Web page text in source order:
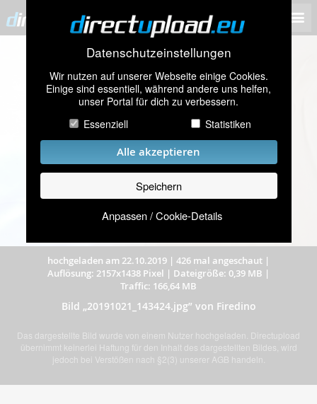
Datenschutzeinstellungen
Wir nutzen auf unserer Webseite einige Cookies.
Einige sind essentiell, während andere uns helfen,
unser Portal für dich zu verbessern.
Essenziell
Statistiken
Alle akzeptieren
Speichern
Anpassen / Cookie-Details
hochgeladen am 22.10.2019 | 426 mal angeschaut |
Auflösung: 2157x1438 Pixel | Dateigröße: 0,39 MB |
Traffic: 166,64 MB
Bild „20191021_143424.jpg” von Firedino
Das dargestellte Bild wurde von einem Nutzer hochgeladen. Directupload
übernimmt keinerlei Haftung für den Inhalt des dargestellten Bildes, wird
jedoch bei Verstößen nach §2(3) unserer AGB handeln.